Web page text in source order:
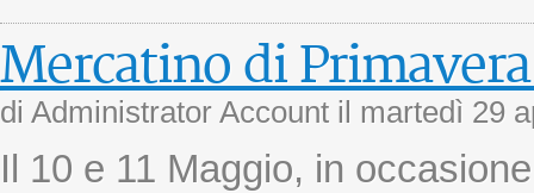
Mercatino di
di Administrator Account il martedì 29
Il 10 e 11 Maggio, in